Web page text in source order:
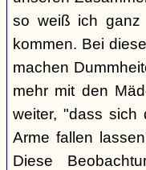
so weiß ich ganz
kommen. Bei
machen
mehr mit den
weiter, "dass sich
Arme fallen
Diese